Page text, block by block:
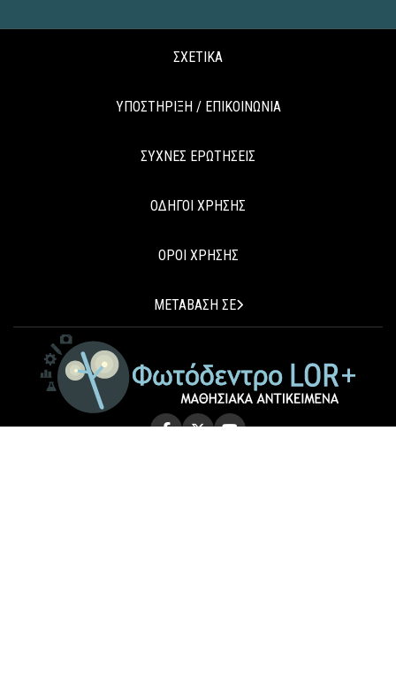
ΣΧΕΤΙΚΑ
ΥΠΟΣΤΗΡΙΞΗ / ΕΠΙΚΟΙΝΩΝΙΑ
ΣΥΧΝΕΣ ΕΡΩΤΗΣΕΙΣ
ΟΔΗΓΟΙ ΧΡΗΣΗΣ
ΟΡΟΙ ΧΡΗΣΗΣ
ΜΕΤΑΒΑΣΗ ΣΕ